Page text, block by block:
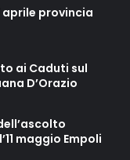
aprile provincia
ai Caduti sul
D’Orazio
maggio Empoli